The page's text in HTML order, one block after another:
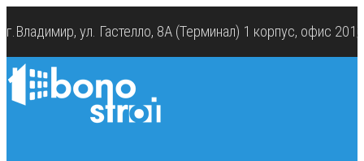
г.Владимир, ул. Гастелло, 8А (Терминал) 1 корпус, офис